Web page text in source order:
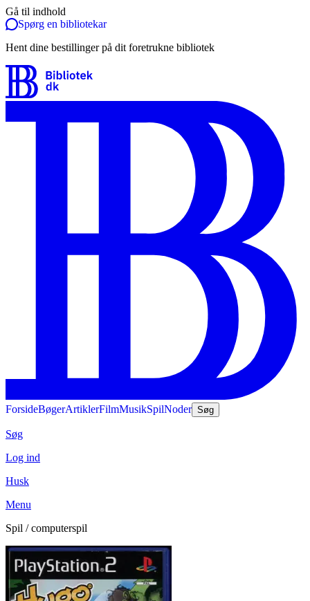
Gå til indhold
Spørg en bibliotekar
Hent dine bestillinger på dit foretrukne bibliotek
ForsideBøgerArtiklerFilmMusikSpilNoder Søg
Søg
Log ind
Husk
Menu
Spil / computerspil